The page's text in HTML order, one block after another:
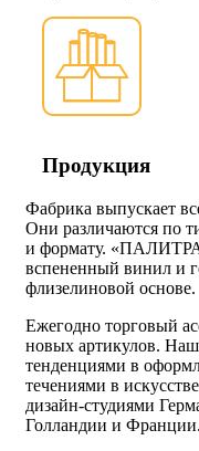
Продукция
Фабрика выпускает
Они различаются по
и формату.
вспененный винил и
флизелиновой основе.
Ежегодно торговый
новых артикулов.
тенденциями в
течениями в
дизайн-студиями
Голландии и Франции.